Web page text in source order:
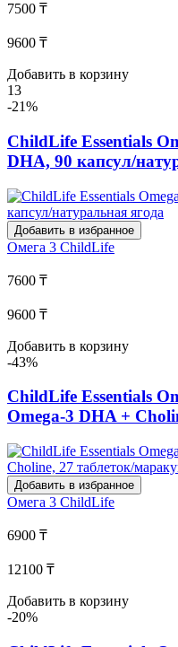
7500 ₸
9600 ₸
Добавить в корзину
13
-21%
ChildLife Essentials
DHA, 90 капсул/
Добавить в избранное
Омега 3 ChildLife
7600 ₸
9600 ₸
Добавить в корзину
-43%
ChildLife Essentials
Omega-3 DHA +
Добавить в избранное
Омега 3 ChildLife
6900 ₸
12100 ₸
Добавить в корзину
-20%